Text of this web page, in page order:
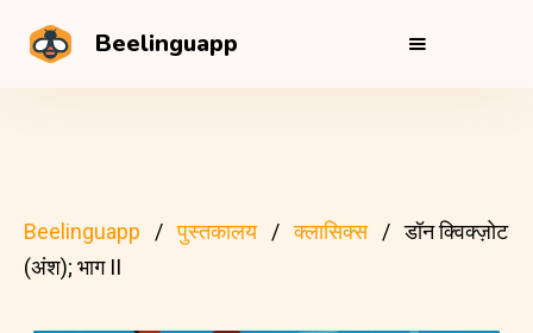
Beelinguapp
Beelinguapp पुस्तकालय क्लासिक्स
डॉन क्विक्ज़ोट
(अंश); भाग II